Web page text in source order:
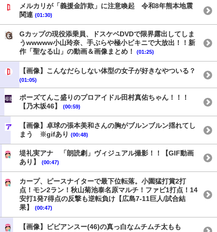
メルカリが「義援金詐欺」に注意喚起 令和8年熊本地震
関連 (01:30)
Gカップの現役添乗員、ドスケベDVDで限界露出してしま
うwwwww小山玲奈、手ぶらや極小ビキニで大放出！！新
作「聖なる山」の動画＆画像まとめ！
(01:25)
【画像】こんなだらしない体型の女子が好きなやついる？
(01:05)
ポーズてんこ盛りのプロアイドル田村真佑ちゃん！！！
【乃木坂46】
(00:59)
【画像】卓球の張本美和さんの胸がブルンブルン揺れてし
まう ※gifあり (00:48)
堤礼実アナ 「朗読劇」ヴィジュアル撮影！！【GIF動画
あり】
(00:47)
カープ、ピースナイターで最下位転落。小園猛打賞2打
点！モン2ラン！秋山菊池泰名原マルチ！ファビ1打点！14
安打1発7得点の反撃も逆転負け【広島7-11巨人/試合結
果】
(00:47)
【画像】ビビアンスー(46)の真っ白なムチムチ太もも